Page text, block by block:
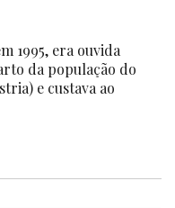
1995, era ouvida
da população do
e custava ao